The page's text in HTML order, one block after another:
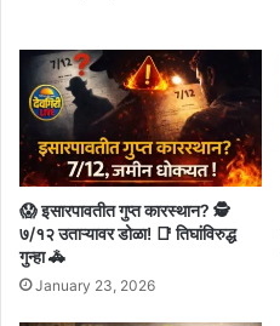
😱 इसारपावतीत गुप्त कारस्थान? 🕵️
७/१२ उताऱ्यावर डोळा! 📑 तिघांविरुद्ध
गुन्हा 🚓
January 23, 2026